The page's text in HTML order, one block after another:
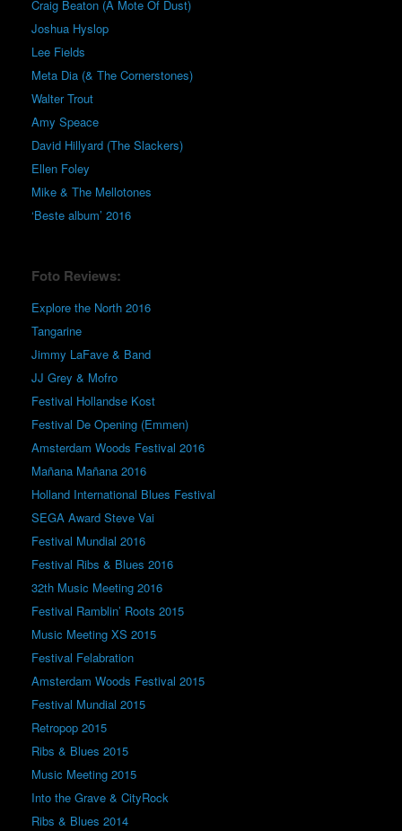
Craig Beaton (A Mote Of Dust)
Joshua Hyslop
Lee Fields
Meta Dia (& The Cornerstones)
Walter Trout
Amy Speace
David Hillyard (The Slackers)
Ellen Foley
Mike & The Mellotones
‘Beste album’ 2016
Foto Reviews:
Explore the North 2016
Tangarine
Jimmy LaFave & Band
JJ Grey & Mofro
Festival Hollandse Kost
Festival De Opening (Emmen)
Amsterdam Woods Festival 2016
Mañana Mañana 2016
Holland International Blues Festival
SEGA Award Steve Vai
Festival Mundial 2016
Festival Ribs & Blues 2016
32th Music Meeting 2016
Festival Ramblin’ Roots 2015
Music Meeting XS 2015
Festival Felabration
Amsterdam Woods Festival 2015
Festival Mundial 2015
Retropop 2015
Ribs & Blues 2015
Music Meeting 2015
Into the Grave & CityRock
Ribs & Blues 2014